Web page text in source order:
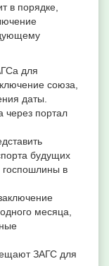
в порядке,
для
союза,
даты.
через портал
будущих
госпошлины в
месяца,
ЗАГС для